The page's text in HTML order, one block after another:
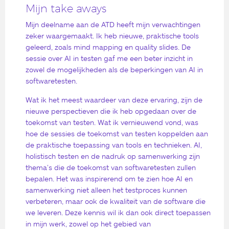
Mijn take aways
Mijn deelname aan de ATD heeft mijn verwachtingen
zeker waargemaakt. Ik heb nieuwe, praktische tools
geleerd, zoals mind mapping en quality slides. De
sessie over AI in testen gaf me een beter inzicht in
zowel de mogelijkheden als de beperkingen van AI in
softwaretesten.
Wat ik het meest waardeer van deze ervaring, zijn de
nieuwe perspectieven die ik heb opgedaan over de
toekomst van testen. Wat ik vernieuwend vond, was
hoe de sessies de toekomst van testen koppelden aan
de praktische toepassing van tools en technieken. AI,
holistisch testen en de nadruk op samenwerking zijn
thema’s die de toekomst van softwaretesten zullen
bepalen. Het was inspirerend om te zien hoe AI en
samenwerking niet alleen het testproces kunnen
verbeteren, maar ook de kwaliteit van de software die
we leveren. Deze kennis wil ik dan ook direct toepassen
in mijn werk, zowel op het gebied van